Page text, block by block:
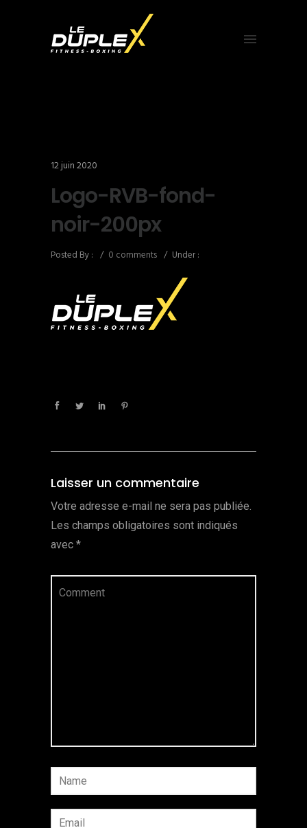
12 juin 2020
Logo-RVB-fond-
noir-200px
Posted By : / 0 comments / Under :
Laisser un commentaire
Votre adresse e-mail ne sera pas publiée.
Les champs obligatoires sont indiqués
avec *